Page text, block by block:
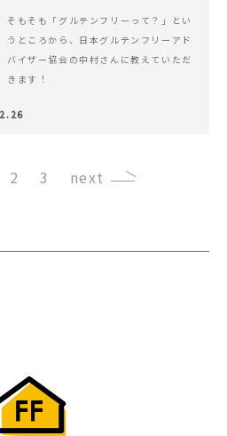
そもそも「グルテンフリーって？」とい
うところから、日本グルテンフリーアド
バイザー協会の中村さんに教えていただ
きます！
2 3 ›